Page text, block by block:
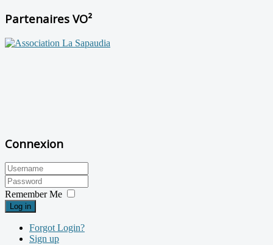
Partenaires VO²
Connexion
Remember Me
Log in
Forgot Login?
Sign up